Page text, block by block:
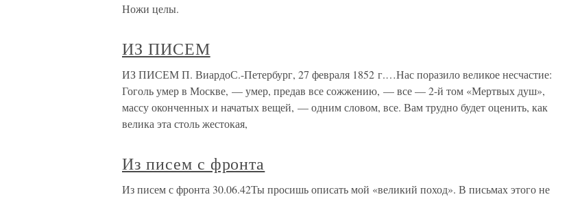
Ножи целы.
ИЗ ПИСЕМ
ИЗ ПИСЕМ П. ВиардоС.-Петербург, 27 февраля 1852 г.…Нас поразило великое несчастие:
Гоголь умер в Москве, — умер, предав все сожжению, — все — 2-й том «Мертвых душ»,
массу оконченных и начатых вещей, — одним словом, все. Вам трудно будет оценить, как
велика эта столь жестокая,
Из писем с фронта
Из писем с фронта 30.06.42Ты просишь описать мой «великий поход». В письмах этого не